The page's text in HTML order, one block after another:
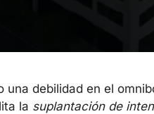
debilidad en el
la suplantación de